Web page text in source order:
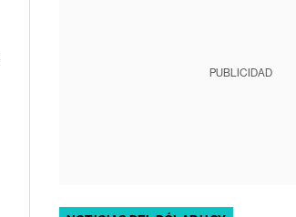
PUBLICIDAD